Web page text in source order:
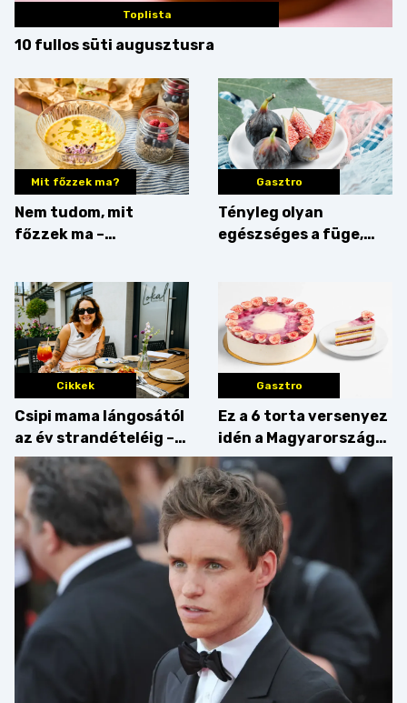
Toplista
10 fullos süti augusztusra
Mit főzzek ma?
Nem tudom, mit
főzzek ma –
Gasztro
Tényleg olyan
egészséges a füge,
Cikkek
Csipi mama lángosától
az év strandételéig –
idén is felzabáltuk a
Balaton déli partját
Gasztro
Ez a 6 torta versenyez
idén a Magyarország
tortája címért